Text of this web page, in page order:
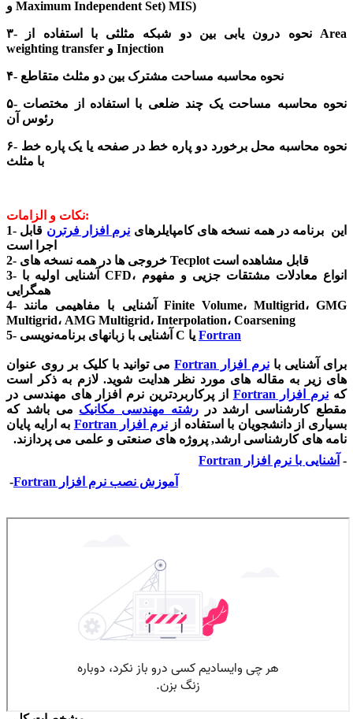
و Maximum Independent Set) MIS)
۳- نحوه درون یابی بین دو شبکه مثلثی با استفاده از Area
weighting transfer و Injection
۴- نحوه محاسبه مساحت مشترک بین دو مثلث متقاطع
۵- نحوه محاسبه مساحت یک چند ضلعی با استفاده از مختصات
رئوس آن
۶- نحوه محاسبه محل برخورد دو پاره خط در صفحه یا یک پاره خط
با مثلث
نکات و الزامات:
1- این برنامه در همه نسخه های کامپایلرهای نرم افزار فرترن قابل
اجرا است
2- خروجی ها در همه نسخه های Tecplot قابل مشاهده است
3- آشنایی اولیه با CFD، انواع معادلات مشتقات جزیی و مفهوم
4- آشنایی با مفاهیمی مانند Finite Volume، Multigrid، GMG
Multigrid، AMG Multigrid، Interpolation، Coarsening
Fortran
برای آشنایی بانرم افزار Fortranمی توانید با کلیک بر روی عنوان
های زیر به مقاله های مورد نظر هدایت شوید. لازم به ذکر است
که نرم افزار Fortran از پرکاربردترین نرم افزار های مهندسی در
مقطع کارشناسی ارشد دررشته مهندسی مکانیک می باشد که
بسیاری از دانشجویان با استفاده ازنرم افزار Fortran به ارایه پایان
نامه های کارشناسی ارشد, پروژه های صنعتی و علمی می پردازند.
- آشنایی با نرم افزار Fortran
-
آموزش نصب نرم افزار Fortran